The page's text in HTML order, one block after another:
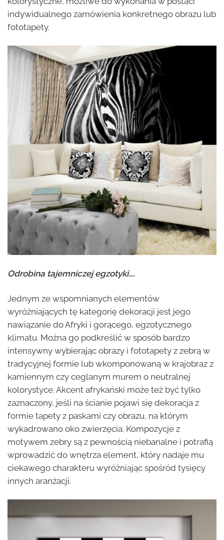
indywidualnego zamówienia konkretnego obrazu lub
fototapety.
Odrobina tajemniczej egzotyki….
Jednym ze wspomnianych elementów
wyróżniających tę kategorię dekoracji jest jego
nawiązanie do Afryki i gorącego, egzotycznego
klimatu. Można go podkreślić w sposób bardzo
intensywny wybierając obrazy i fototapety z zebrą w
tradycyjnej formie lub wkomponowaną w krajobraz z
kamiennym czy ceglanym murem o neutralnej
kolorystyce. Akcent afrykański może też być tylko
zaznaczony, jeśli na ścianie pojawi się dekoracja z
formie tapety z paskami czy obrazu, na którym
wykadrowano oko zwierzęcia. Kompozycje z
motywem zebry są z pewnością niebanalne i potrafią
wprowadzić do wnętrza element, który nadaje mu
ciekawego charakteru wyróżniając spośród tysięcy
innych aranżacji.